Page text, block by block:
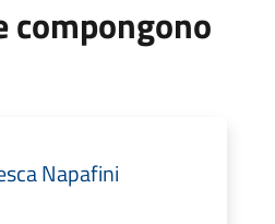
compongono
Napafini